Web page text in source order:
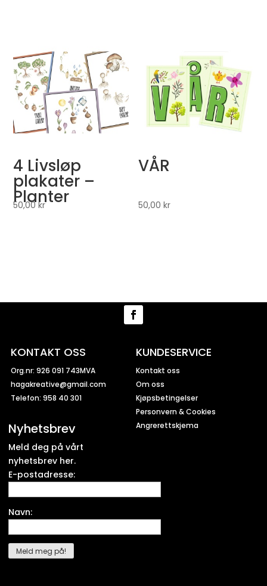
4 Livsløp
plakater –
Planter
50,00kr
VÅR
50,00kr
KONTAKT OSS
Org.nr: 926 091 743MVA
hagakreative@gmail.com
Telefon: 958 40 301
Nyhetsbrev
Meld deg på vårt
nyhetsbrev her.
E-postadresse:
Navn:
KUNDESERVICE
Kontakt oss
Om oss
Kjøpsbetingelser
Personvern & Cookies
Angrerettskjema